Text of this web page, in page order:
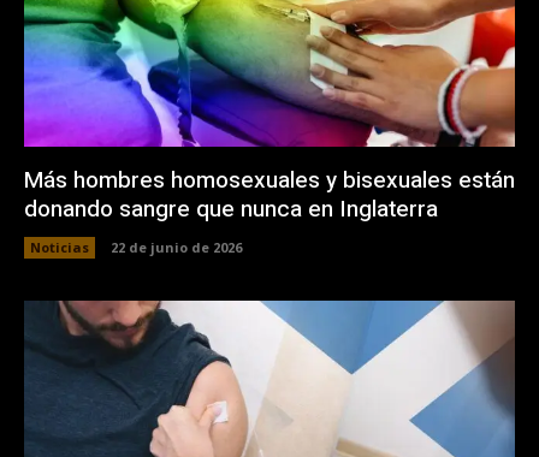
Más hombres homosexuales y bisexuales están
donando sangre que nunca en Inglaterra
Noticias 22 de junio de 2026